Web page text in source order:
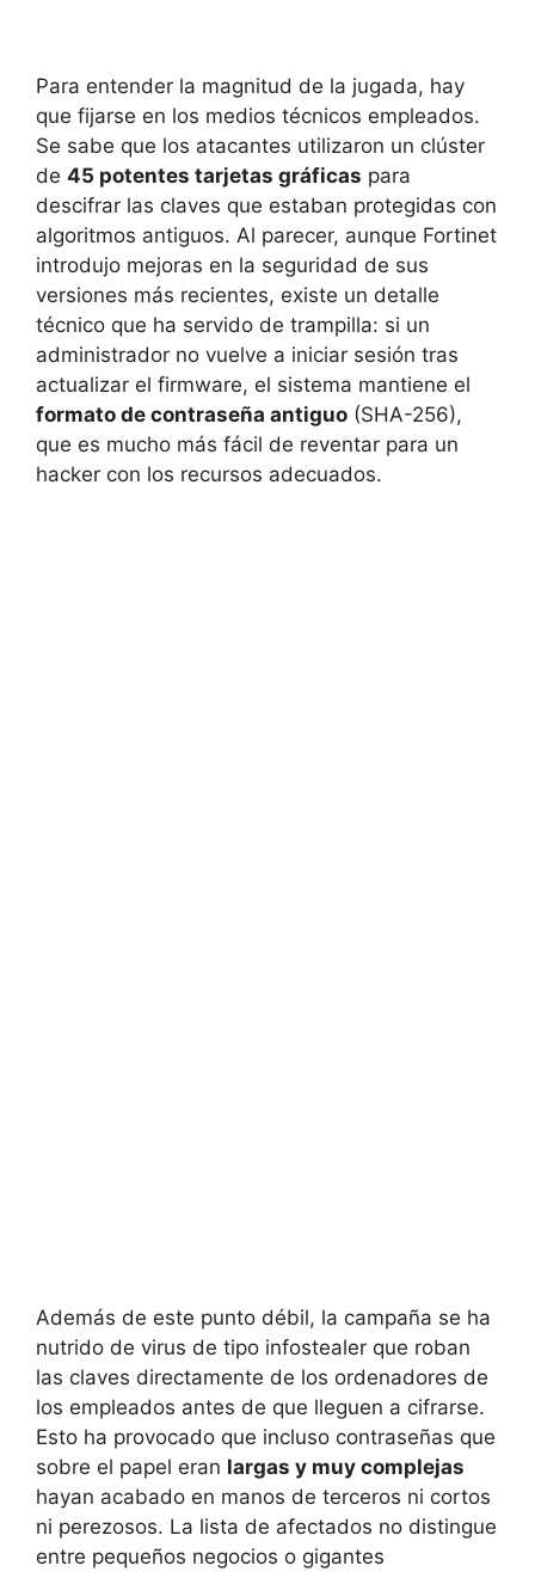
Para entender la magnitud de la jugada, hay
que fijarse en los medios técnicos empleados.
Se sabe que los atacantes utilizaron un clúster
de 45 potentes tarjetas gráficas para
descifrar las claves que estaban protegidas con
algoritmos antiguos. Al parecer, aunque Fortinet
introdujo mejoras en la seguridad de sus
versiones más recientes, existe un detalle
técnico que ha servido de trampilla: si un
administrador no vuelve a iniciar sesión tras
actualizar el firmware, el sistema mantiene el
formato de contraseña antiguo (SHA-256),
que es mucho más fácil de reventar para un
hacker con los recursos adecuados.
Además de este punto débil, la campaña se ha
nutrido de virus de tipo infostealer que roban
las claves directamente de los ordenadores de
los empleados antes de que lleguen a cifrarse.
Esto ha provocado que incluso contraseñas que
sobre el papel eran largas y muy complejas
hayan acabado en manos de terceros ni cortos
ni perezosos. La lista de afectados no distingue
entre pequeños negocios o gigantes